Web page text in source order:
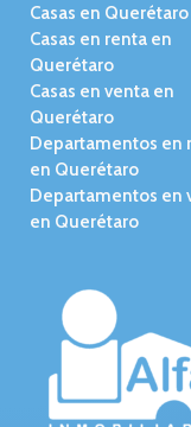
Casas en Querétaro
Casas en renta en
Querétaro
Casas en venta en
Querétaro
Departamentos en
en Querétaro
Departamentos en
en Querétaro